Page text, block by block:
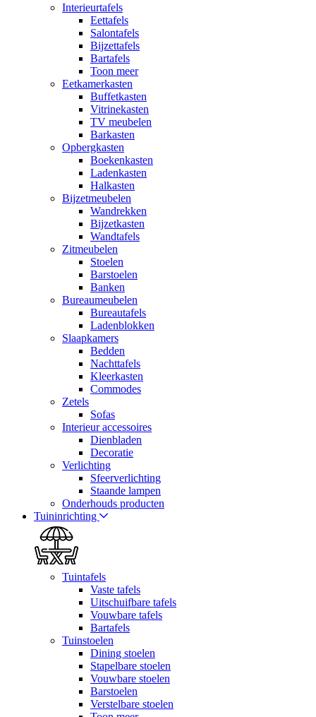
Interieurtafels
Eettafels
Salontafels
Bijzettafels
Bartafels
Toon meer
Eetkamerkasten
Buffetkasten
Vitrinekasten
TV meubelen
Barkasten
Opbergkasten
Boekenkasten
Ladenkasten
Halkasten
Bijzetmeubelen
Wandrekken
Bijzetkasten
Wandtafels
Zitmeubelen
Stoelen
Barstoelen
Banken
Bureaumeubelen
Bureautafels
Ladenblokken
Slaapkamers
Bedden
Nachttafels
Kleerkasten
Commodes
Zetels
Sofas
Interieur accessoires
Dienbladen
Decoratie
Verlichting
Sfeerverlichting
Staande lampen
Onderhouds producten
Tuininrichting
Tuintafels
Vaste tafels
Uitschuifbare tafels
Vouwbare tafels
Bartafels
Tuinstoelen
Dining stoelen
Stapelbare stoelen
Vouwbare stoelen
Barstoelen
Verstelbare stoelen